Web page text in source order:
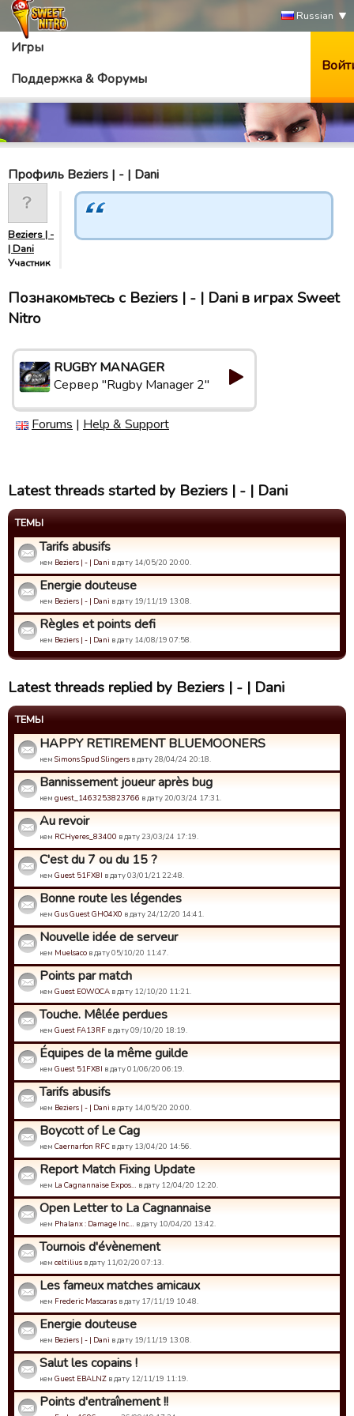
Russian
Игры
Поддержка & Форумы
Профиль Beziers | - | Dani
Beziers | -
| Dani
Участник
Познакомьтесь с Beziers | - | Dani в играх Sweet
Nitro
RUGBY MANAGER
Сервер "Rugby Manager 2"
Forums | Help & Support
Latest threads started by Beziers | - | Dani
ТЕМЫ
Tarifs abusifs
кем Beziers | - | Dani в дату 14/05/20 20:00.
Energie douteuse
кем Beziers | - | Dani в дату 19/11/19 13:08.
Règles et points defi
кем Beziers | - | Dani в дату 14/08/19 07:58.
Latest threads replied by Beziers | - | Dani
ТЕМЫ
HAPPY RETIREMENT BLUEMOONERS
кем Simons Spud Slingers в дату 28/04/24 20:18.
Bannissement joueur après bug
кем guest_1463253823766 в дату 20/03/24 17:31.
Au revoir
кем RCHyeres_83400 в дату 23/03/24 17:19.
C'est du 7 ou du 15 ?
кем Guest 51FX8I в дату 03/01/21 22:48.
Bonne route les légendes
кем Gus Guest GHO4X0 в дату 24/12/20 14:41.
Nouvelle idée de serveur
кем Muelsaco в дату 05/10/20 11:47.
Points par match
кем Guest EOWOCA в дату 12/10/20 11:21.
Touche. Mêlée perdues
кем Guest FA13RF в дату 09/10/20 18:19.
Équipes de la même guilde
кем Guest 51FX8I в дату 01/06/20 06:19.
Tarifs abusifs
кем Beziers | - | Dani в дату 14/05/20 20:00.
Boycott of Le Cag
кем Caernarfon RFC в дату 13/04/20 14:56.
Report Match Fixing Update
кем La Cagnannaise Expos… в дату 12/04/20 12:20.
Open Letter to La Cagnannaise
кем Phalanx : Damage Inc… в дату 10/04/20 13:42.
Tournois d'évènement
кем celtilius в дату 11/02/20 07:13.
Les fameux matches amicaux
кем Frederic Mascaras в дату 17/11/19 10:48.
Energie douteuse
кем Beziers | - | Dani в дату 19/11/19 13:08.
Salut les copains !
кем Guest EBALNZ в дату 12/11/19 11:19.
Points d'entraînement !!